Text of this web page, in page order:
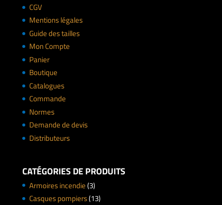
CGV
Mentions légales
Guide des tailles
Mon Compte
Panier
Boutique
Catalogues
Commande
Normes
Demande de devis
Distributeurs
CATÉGORIES DE PRODUITS
Armoires incendie(3)
Casques pompiers(13)